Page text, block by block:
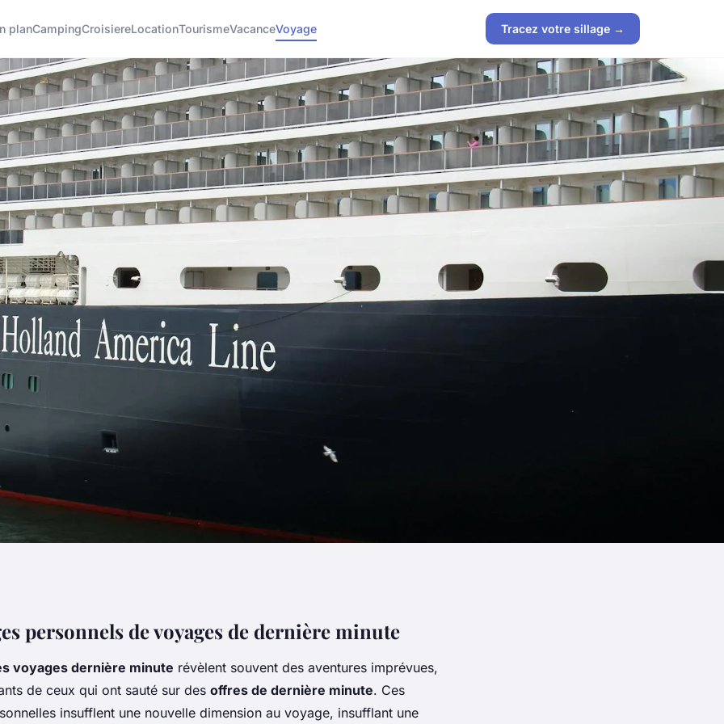
planCampingCroisiereLocationTourismeVacanceVoyage Tracez votre sillage →
: voyager dans
aux vols de
personnels de voyages de dernière minute
voyages dernière minute révèlent souvent des aventures imprévues,
de ceux qui ont sauté sur des offres de dernière minute. Ces
insufflent une nouvelle dimension au voyage, insufflant une